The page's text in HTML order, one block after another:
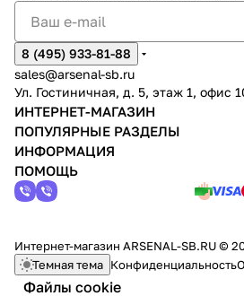
Файлы cookie
8 (495) 933-81-88
sales@arsenal-sb.ru
Ул. Гостиничная, д. 5, этаж 1, офис
ИНТЕРНЕТ-МАГАЗИН
ПОПУЛЯРНЫЕ РАЗДЕЛЫ
ИНФОРМАЦИЯ
ПОМОЩЬ
Интернет-магазин ARSENAL-SB.RU ©
Темная тема Конфиденциальность